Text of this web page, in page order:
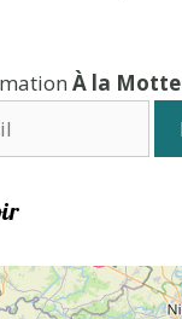
À la Motte